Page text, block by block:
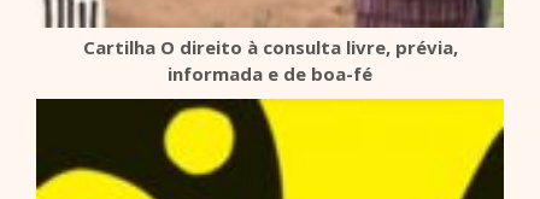
Cartilha O direito à consulta livre, prévia,
informada e de boa-fé